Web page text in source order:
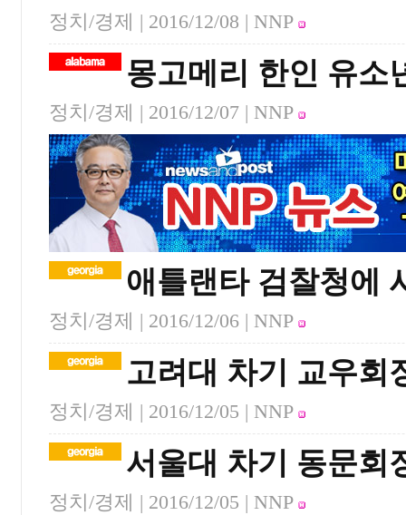
정치/경제 | 2016/12/08 | NNP
몽고메리 한인 유소
정치/경제 | 2016/12/07 | NNP
애틀랜타 검찰청에
정치/경제 | 2016/12/06 | NNP
고려대 차기 교우회
정치/경제 | 2016/12/05 | NNP
서울대 차기 동문회
정치/경제 | 2016/12/05 | NNP